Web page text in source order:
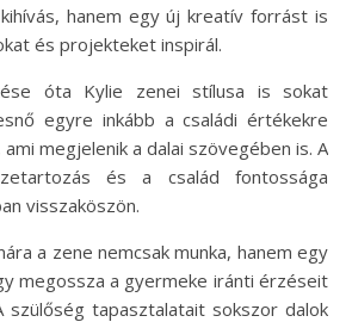
hanem egy új kreatív forrást is
és projekteket inspirál.
óta Kylie zenei stílusa is sokat
egyre inkább a családi értékekre
megjelenik a dalai szövegében is. A
és a család fontossága
visszaköszön.
a zene nemcsak munka, hanem egy
megossza a gyermeke iránti érzéseit
szülőség tapasztalatait sokszor dalok